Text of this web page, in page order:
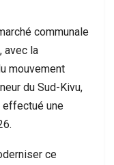
communale
avec la
mouvement
du Sud-Kivu,
effectué une
ce